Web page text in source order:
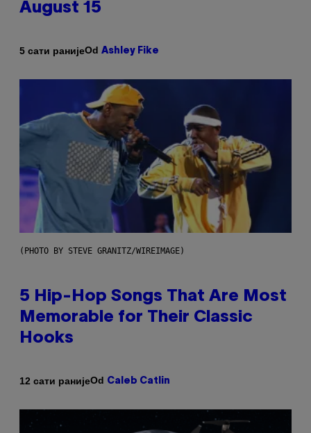
August 15
5 сати ранијеOd Ashley Fike
(PHOTO BY STEVE GRANITZ/WIREIMAGE)
5 Hip-Hop Songs That Are Most
Memorable for Their Classic
Hooks
12 сати ранијеOd Caleb Catlin